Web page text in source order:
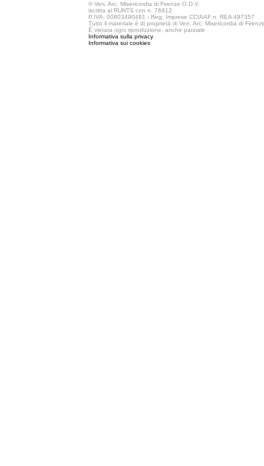
© Ven. Arc. Misericordia di Firenze O.D.V.
iscritta al RUNTS con n. 76812
P.IVA: 00803490481 - Reg. Imprese CCIAAF n. REA 497357
Tutto il materiale è di proprietà di Ven. Arc. Misericordia di
È vietata ogni riproduzione, anche parziale
Informativa sulla privacy
Informativa sui cookies